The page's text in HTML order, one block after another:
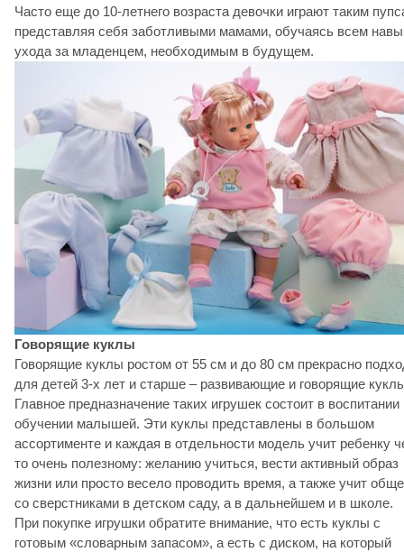
Часто еще до 10-летнего возраста девочки играют таким
представляя себя заботливыми мамами, обучаясь всем
ухода за младенцем, необходимым в будущем.
Говорящие куклы
Говорящие куклы ростом от 55 см и до 80 см прекрасно
для детей 3-х лет и старше – развивающие и говорящие
Главное предназначение таких игрушек состоит в воспитании
обучении малышей. Эти куклы представлены в большом
ассортименте и каждая в отдельности модель учит ребенку
то очень полезному: желанию учиться, вести активный образ
жизни или просто весело проводить время, а также учит
со сверстниками в детском саду, а в дальнейшем и в школе.
При покупке игрушки обратите внимание, что есть куклы с
готовым «словарным запасом», а есть с диском, на который